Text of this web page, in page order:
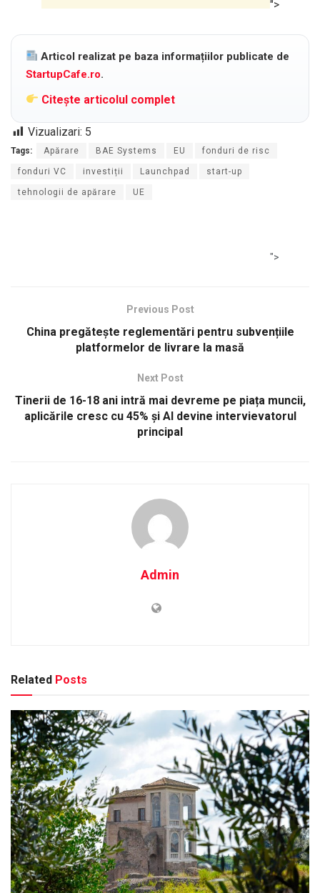
">
Articol realizat pe baza informațiilor publicate de
StartupCafe.ro.
Citește articolul complet
Vizualizari: 5
Tags: Apărare BAE Systems EU fonduri de risc
fonduri VC investiții Launchpad start-up
tehnologii de apărare UE
">
Previous Post
China pregătește reglementări pentru subvențiile
platformelor de livrare la masă
Next Post
Tinerii de 16-18 ani intră mai devreme pe piața muncii,
aplicările cresc cu 45% și AI devine intervievatorul
principal
Admin
Related Posts